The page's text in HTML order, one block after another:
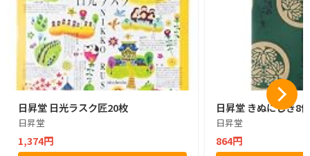
日昇堂 日光ラスク匠20枚
日昇堂
1,374円
日昇堂 きぬにしき8個
日昇堂
864円